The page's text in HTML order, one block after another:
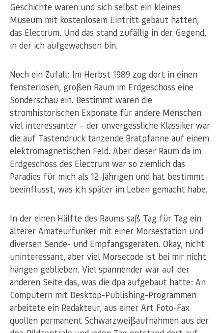
Geschichte waren und sich selbst ein kleines
Museum mit kostenlosem Eintritt gebaut hatten,
das Electrum. Und das stand zufällig in der Gegend,
in der ich aufgewachsen bin.
Noch ein Zufall: Im Herbst 1989 zog dort in einen
fensterlosen, großen Raum im Erdgeschoss eine
Sonderschau ein. Bestimmt waren die
stromhistorischen Exponate für andere Menschen
viel interessanter – der unvergessliche Klassiker war
die auf Tastendruck tanzende Bratpfanne auf einem
elektromagnetischen Feld. Aber dieser Raum da im
Erdgeschoss des Electrum war so ziemlich das
Paradies für mich als 12-Jährigen und hat bestimmt
beeinflusst, was ich später im Leben gemacht habe.
In der einen Hälfte des Raums saß Tag für Tag ein
älterer Amateurfunker mit einer Morsestation und
diversen Sende- und Empfangsgeräten. Okay, nicht
uninteressant, aber viel Morsecode ist bei mir nicht
hängen geblieben. Viel spannender war auf der
anderen Seite das, was die dpa aufgebaut hatte: An
Computern mit Desktop-Publishing-Programmen
arbeitete ein Redakteur, aus einer Art Foto-Fax
quollen permanent Schwarzweißaufnahmen aus der